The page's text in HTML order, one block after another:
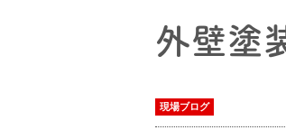
外壁塗
現場ブログ